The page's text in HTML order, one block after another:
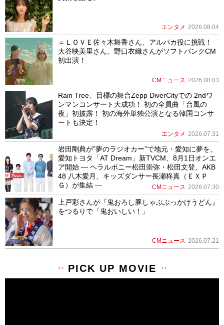
エンタメ 2026.08.04
＝ＬＯＶＥ佐々木舞香さん、アルパカ役に挑戦！
大谷映美里さん、野口衣織さんがソフトバンクCM
初出演！
CMニュース 2026.08.03
Rain Tree、目標の舞台Zepp DiverCityでの 2ndワ
ンマンコンサート大成功！ 初の全員曲「台風の
夜」初披露！ 初の海外単独公演となる韓国コンサ
ートも決定！
エンタメ 2026.07.31
岩田剛典が”夢のラジオカー”で地元・愛知に夢を。
愛知トヨタ「AT Dream」新TVCM、8月1日オンエ
ア開始 ― ヘラルボニー松田崇弥・松田文登、AKB
48 八木愛月、キッズダンサー長瀬柊真（ＥＸＰ
Ｇ）が集結 ―
CMニュース 2026.07.30
上戸彩さんが『鬼おろし豚しゃぶぶっかけうどん』
をつるりで「鬼おいしい！」
CMニュース 2026.07.21
PICK UP MOVIE